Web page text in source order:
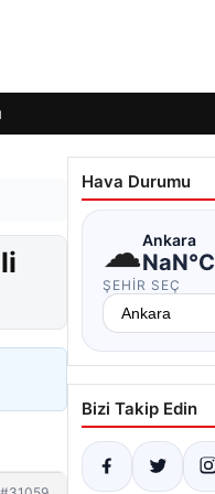
Hava Durumu
☁Ankara
NaN°C
ŞEHIR SEÇ
Bizi Takip Edin